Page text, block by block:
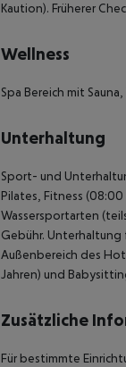
Kaution). Früherer
Wellness
Spa Bereich mit
Unterhaltung
Sport- und
Pilates, Fitness
Wassersportarten
Gebühr. Unterhaltung
Außenbereich des
Jahren) und
Zusätzliche
Für bestimmte